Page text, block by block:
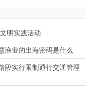
明实践活动
渔业的出海密码是什么
段实行限制通行交通管理